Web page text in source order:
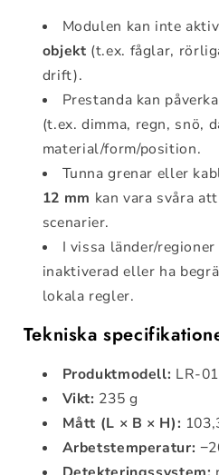
Modulen kan inte
objekt (t.ex. fåglar,
drift).
Prestanda kan
(t.ex. dimma, regn, snö,
material/form/position.
Tunna grenar eller
12 mm kan vara svåra
scenarier.
I vissa länder/
inaktiverad eller ha
lokala regler.
Tekniska
Produktmodell: LR-01
Vikt: 235 g
Mått (L × B × H):
Arbetstemperatur: